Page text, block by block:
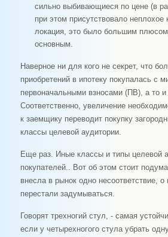
сильно выбивающиеся по цене (в
при этом присутствовало неплохое
локация, это было большим
основным.
Наверное ни для кого не секрет, что
приобретений в ипотеку покупалась с
первоначальными взносами (ПВ), а то и
Соответственно, увеличение
к заемщику переводит покупку
классы целевой аудитории.
Еще раз. Иные классы и типы целевой
покупателей.. Вот об этом стоит
внесла в рынок одно несоответствие, о
перестали задумываться.
Говорят трехногий стул, - самая
если у четырехногого стула убрать